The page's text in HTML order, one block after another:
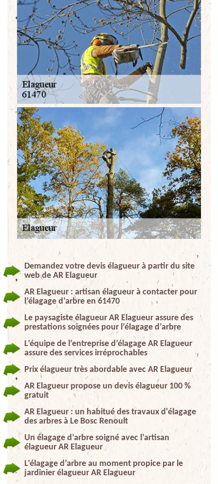
Demandez votre devis élagueur à partir du site
web de AR Elagueur
AR Elagueur : artisan élagueur à contacter pour
l’élagage d’arbre en 61470
Le paysagiste élagueur AR Elagueur assure des
prestations soignées pour l’élagage d’arbre
L’équipe de l’entreprise d’élagage AR Elagueur
assure des services irréprochables
Prix élagueur très abordable avec AR Elagueur
AR Elagueur propose un devis élagueur 100 %
gratuit
AR Elagueur : un habitué des travaux d'élagage
des arbres à Le Bosc Renoult
Un élagage d’arbre soigné avec l’artisan
élagueur AR Elagueur
L’élagage d’arbre au moment propice par le
jardinier élagueur AR Elagueur